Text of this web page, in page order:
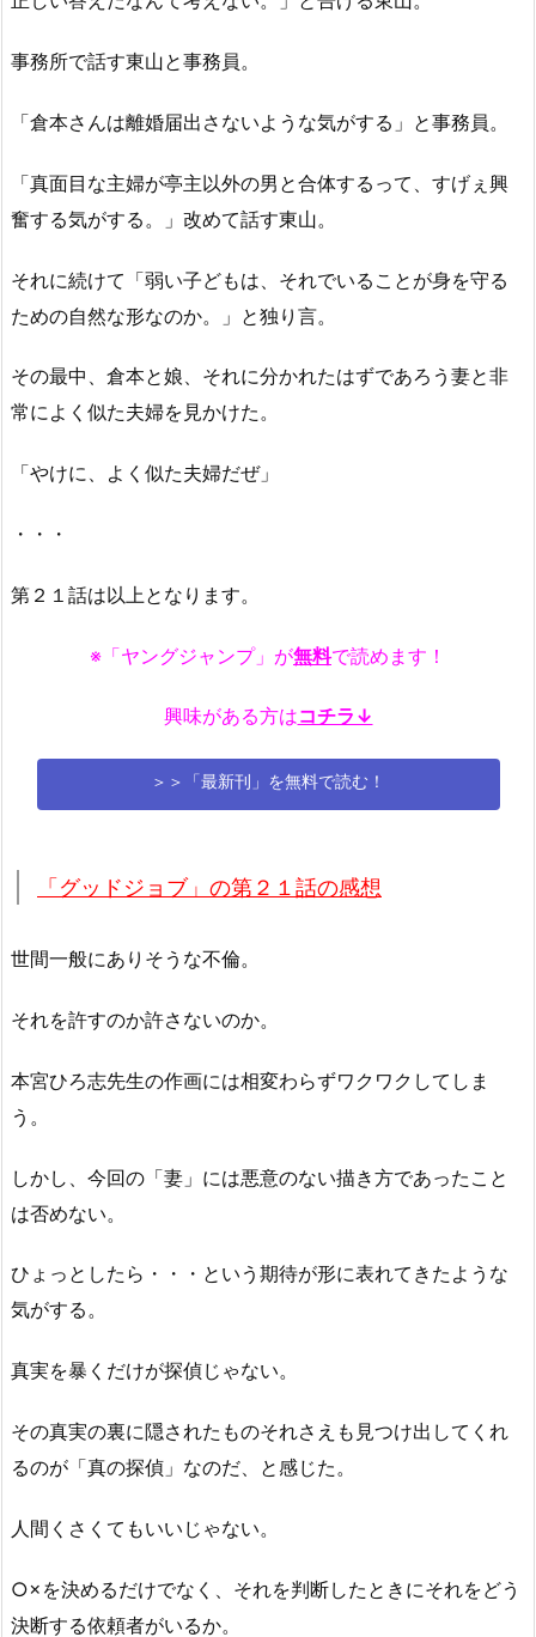
事務所で話す東山と事務員。
「倉本さんは離婚届出さないような気がする」と事務員。
「真面目な主婦が亭主以外の男と合体するって、すげぇ興
奮する気がする。」改めて話す東山。
それに続けて「弱い子どもは、それでいることが身を守る
ための自然な形なのか。」と独り言。
その最中、倉本と娘、それに分かれたはずであろう妻と非
常によく似た夫婦を見かけた。
「やけに、よく似た夫婦だぜ」
・・・
第２１話は以上となります。
※「ヤングジャンプ」が無料で読めます！
興味がある方はコチラ↓
＞＞「最新刊」を無料で読む！
「グッドジョブ」の第２１話の感想
世間一般にありそうな不倫。
それを許すのか許さないのか。
本宮ひろ志先生の作画には相変わらずワクワクしてしま
う。
しかし、今回の「妻」には悪意のない描き方であったこと
は否めない。
ひょっとしたら・・・という期待が形に表れてきたような
気がする。
真実を暴くだけが探偵じゃない。
その真実の裏に隠されたものそれさえも見つけ出してくれ
るのが「真の探偵」なのだ、と感じた。
人間くさくてもいいじゃない。
○×を決めるだけでなく、それを判断したときにそれをどう
決断する依頼者がいるか。